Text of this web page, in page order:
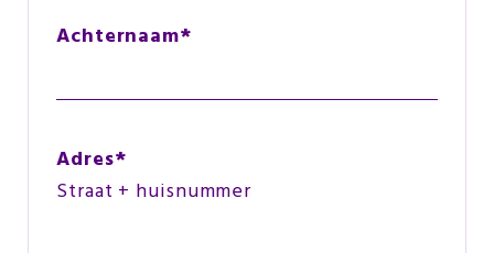
Achternaam*
Adres*
Straat + huisnummer